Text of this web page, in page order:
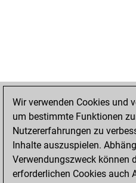
Wir verwenden Cookies und
um bestimmte Funktionen
Nutzererfahrungen zu
Inhalte auszuspielen.
Verwendungszweck können
erforderlichen Cookies auch